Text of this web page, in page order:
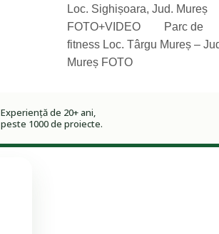
Loc. Sighișoara, Jud. Mureș
FOTO+VIDEO
Parc de
fitness Loc. Târgu Mureș –
Mureș FOTO
Experiență de 20+ ani,
peste 1000 de proiecte.